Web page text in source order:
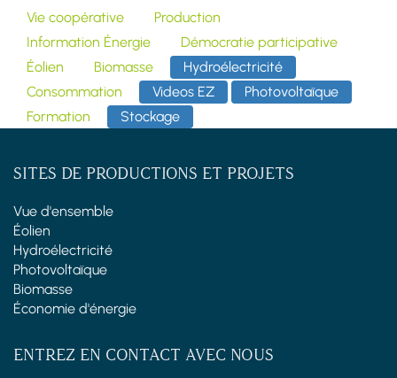
Vie coopérative
Production
Information Énergie
Démocratie participative
Éolien
Biomasse
Hydroélectricité
Consommation
Videos EZ
Photovoltaïque
Formation
Stockage
SITES DE PRODUCTIONS ET PROJETS
Vue d'ensemble
Éolien
Hydroélectricité
Photovoltaïque
Biomasse
Économie d'énergie
ENTREZ EN CONTACT AVEC NOUS